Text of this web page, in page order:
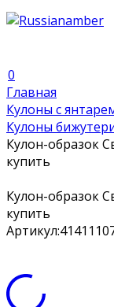
0
Главная
Кулоны с
Кулоны
Кулон-образок
купить
Кулон-образок
купить
Артикул: